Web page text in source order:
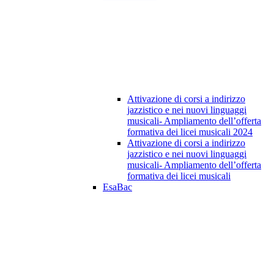
Attivazione di corsi a indirizzo
jazzistico e nei nuovi linguaggi
musicali- Ampliamento dell’offerta
formativa dei licei musicali 2024
Attivazione di corsi a indirizzo
jazzistico e nei nuovi linguaggi
musicali- Ampliamento dell’offerta
formativa dei licei musicali
EsaBac